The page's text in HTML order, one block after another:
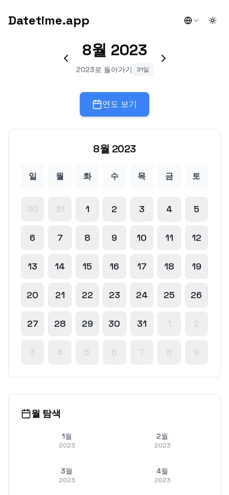
Datetime.app
8월 2023
2023로 돌아가기 31일
연도 보기
8월 2023
일 월 화 수 목 금 토
30 31 1 2 3 4 5
6 7 8 9 10 11 12
13 14 15 16 17 18 19
20 21 22 23 24 25 26
27 28 29 30 31 1 2
3 4 5 6 7 8 9
월 탐색
1월
2023
2월
2023
3월
2023
4월
2023